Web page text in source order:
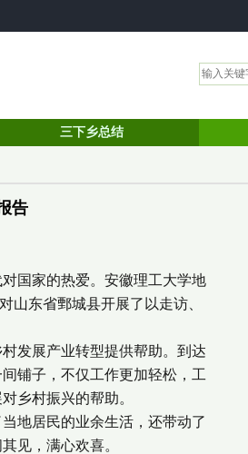
三下乡总结
告
国家的热爱。安徽理工大学地
山东省鄄城县开展了以走访、
发展产业转型提供帮助。到达
铺子，不仅工作更加轻松，工
乡村振兴的帮助。
地居民的业余生活，还带动了
见，满心欢喜。